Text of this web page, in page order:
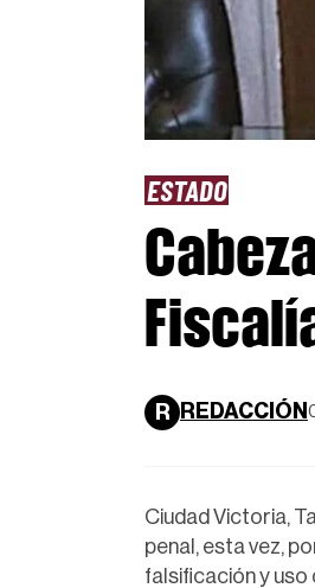
ESTADO
R REDACCIÓN
Ciudad Victoria,
penal, esta vez,
falsificación y uso